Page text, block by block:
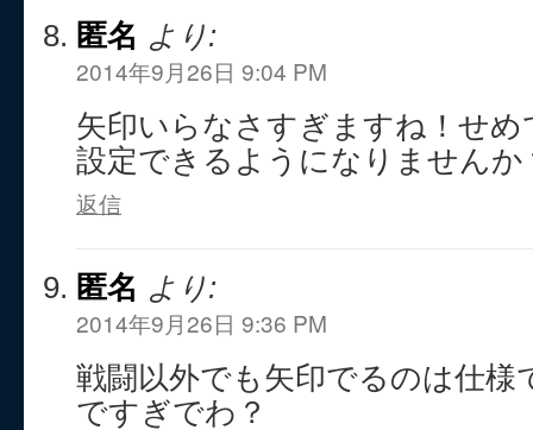
匿名 より:
2014年9月26日 9:04 PM
矢印いらなさすぎますね！せ
設定できるようになりませんか
返信
匿名 より:
2014年9月26日 9:36 PM
戦闘以外でも矢印でるのは仕様
ですぎでわ？